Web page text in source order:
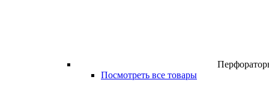
Посмотреть все товары